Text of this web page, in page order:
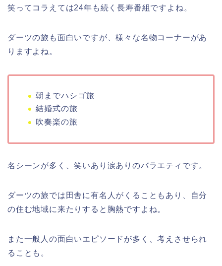
笑ってコラえては24年も続く長寿番組ですよね。
ダーツの旅も面白いですが、様々な名物コーナーがあ
りますよね。
朝までハシゴ旅
結婚式の旅
吹奏楽の旅
名シーンが多く、笑いあり涙ありのバラエティです。
ダーツの旅では田舎に有名人がくることもあり、自分
の住む地域に来たりすると胸熱ですよね。
また一般人の面白いエピソードが多く、考えさせられ
ることも。